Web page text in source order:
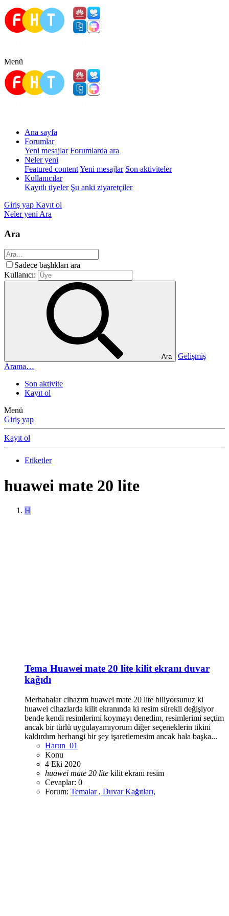
Menü
Ana sayfa
Forumlar
Yeni mesajlar Forumlarda ara
Neler yeni
Featured contentYeni mesajlar Son aktiviteler
Kullanıcılar
Kayıtlı üyeler Şu anki ziyaretçiler
Giriş yap Kayıt ol
Neler yeni Ara
Ara
Sadece başlıkları ara
Kullanıcı:
Ara
Gelişmiş
Arama…
Son aktivite
Kayıt ol
Menü
Giriş yap
Kayıt ol
Etiketler
huawei mate 20 lite
H
Tema Huawei mate 20 lite kilit ekranı duvar
kağıdı
Merhabalar cihazım huawei mate 20 lite biliyorsunuz ki
huawei cihazlarda kilit ekranında ki resim sürekli değişiyor
bende kendi resimlerimi koymayı denedim, resimlerimi seçtim
ancak bir türlü uygulayamıyorum diğer seçeneklerin tikini
kaldırdım herhangi bir şey işaretlemesim ancak hala başka...
Harun_01
Konu
4 Eki 2020
huawei mate 20 lite kilit ekranı resim
Cevaplar: 0
Forum: Temalar , Duvar Kağıtları,